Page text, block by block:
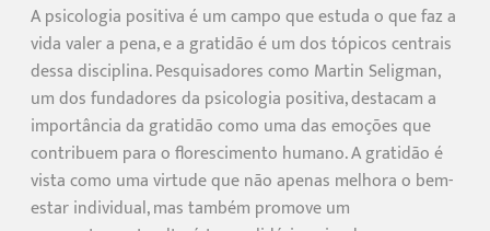
A psicologia positiva é um campo que estuda o que faz a
vida valer a pena, e a gratidão é um dos tópicos centrais
dessa disciplina. Pesquisadores como Martin Seligman,
um dos fundadores da psicologia positiva, destacam a
importância da gratidão como uma das emoções que
contribuem para o florescimento humano. A gratidão é
vista como uma virtude que não apenas melhora o bem-
estar individual, mas também promove um